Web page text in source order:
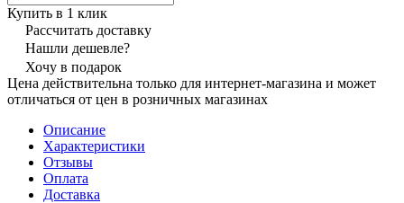
Купить в 1 клик
Рассчитать доставку
Нашли дешевле?
Хочу в подарок
Цена действительна только для интернет-магазина и может
отличаться от цен в розничных магазинах
Описание
Характеристики
Отзывы
Оплата
Доставка